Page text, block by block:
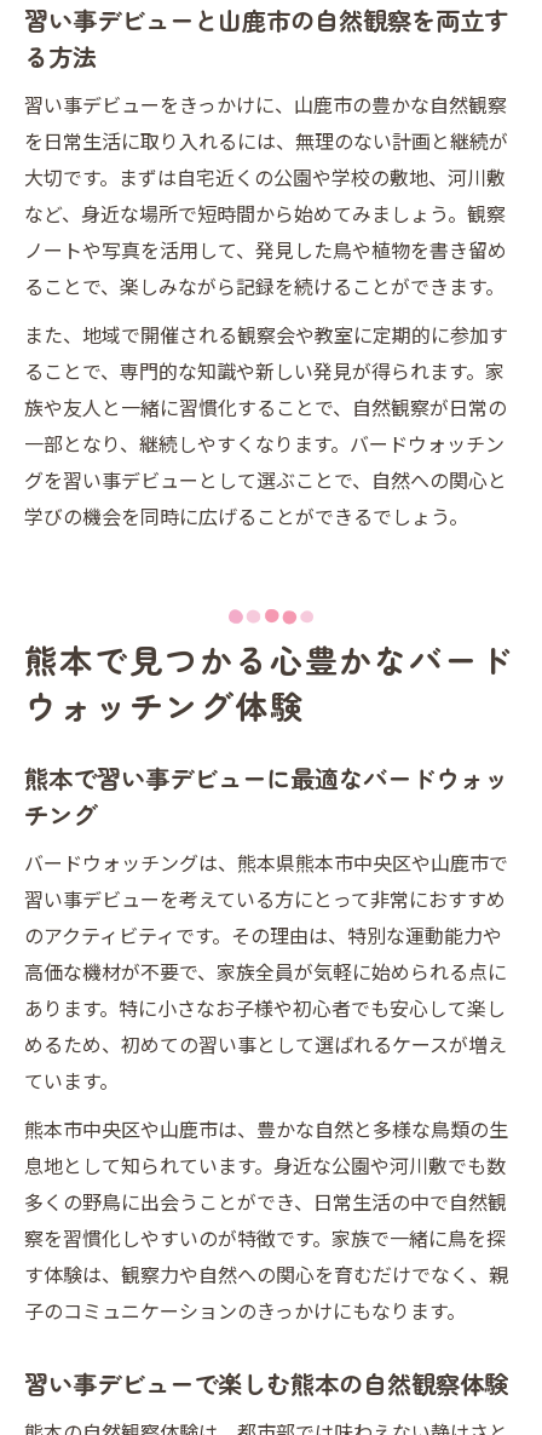
習い事デビューと山鹿市の自然観察を両立す
る方法
習い事デビューをきっかけに、山鹿市の豊かな自然観察
を日常生活に取り入れるには、無理のない計画と継続が
大切です。まずは自宅近くの公園や学校の敷地、河川敷
など、身近な場所で短時間から始めてみましょう。観察
ノートや写真を活用して、発見した鳥や植物を書き留め
ることで、楽しみながら記録を続けることができます。
また、地域で開催される観察会や教室に定期的に参加す
ることで、専門的な知識や新しい発見が得られます。家
族や友人と一緒に習慣化することで、自然観察が日常の
一部となり、継続しやすくなります。バードウォッチン
グを習い事デビューとして選ぶことで、自然への関心と
学びの機会を同時に広げることができるでしょう。
熊本で見つかる心豊かなバード
ウォッチング体験
熊本で習い事デビューに最適なバードウォッ
チング
バードウォッチングは、熊本県熊本市中央区や山鹿市で
習い事デビューを考えている方にとって非常におすすめ
のアクティビティです。その理由は、特別な運動能力や
高価な機材が不要で、家族全員が気軽に始められる点に
あります。特に小さなお子様や初心者でも安心して楽し
めるため、初めての習い事として選ばれるケースが増え
ています。
熊本市中央区や山鹿市は、豊かな自然と多様な鳥類の生
息地として知られています。身近な公園や河川敷でも数
多くの野鳥に出会うことができ、日常生活の中で自然観
察を習慣化しやすいのが特徴です。家族で一緒に鳥を探
す体験は、観察力や自然への関心を育むだけでなく、親
子のコミュニケーションのきっかけにもなります。
習い事デビューで楽しむ熊本の自然観察体験